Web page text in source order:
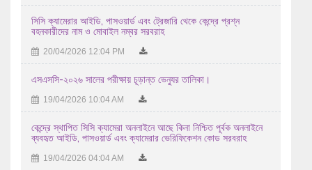
28/07/2026 12:07 PM
২০২৬ সালের এইচএসসি/সমমান পরীক্ষায় অংশগ্রহণ করতে ইচ্ছুক ...
27/07/2026 03:07 AM
24/07/2026 12:07 PM
No Objection Certificate (NOC) for Debol Chandra Dash for ex
Bangladesh leave
সিসি ক্যামেরার আইডি, পাসওয়ার্ড এবং ট্রেজারি থেকে কেন্দ্রে প্রশ্ন
বহনকারীদের নাম ও মোবাইল নম্বর সরবরাহ
20/04/2026 12:04 PM
এসএসসি-২০২৬ সালের পরীক্ষায় চূড়ান্ত ভেন্যুর তালিকা।
19/04/2026 10:04 AM
কেন্দ্রে স্থাপিত সিসি ক্যামেরা অনলাইনে আছে কিনা নিশ্চিত পূর্বক অনলাইনে
ব্যবহৃত আইডি, পাসওয়ার্ড এবং ক্যামেরার ভেরিফিকেশন কোড সরবরাহ
19/04/2026 04:04 AM